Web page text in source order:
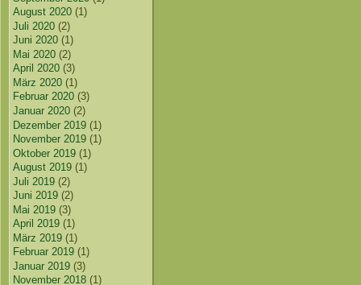
August 2020 (1)
Juli 2020 (2)
Juni 2020 (1)
Mai 2020 (2)
April 2020 (3)
März 2020 (1)
Februar 2020 (3)
Januar 2020 (2)
Dezember 2019 (1)
November 2019 (1)
Oktober 2019 (1)
August 2019 (1)
Juli 2019 (2)
Juni 2019 (2)
Mai 2019 (3)
April 2019 (1)
März 2019 (1)
Februar 2019 (1)
Januar 2019 (3)
November 2018 (1)